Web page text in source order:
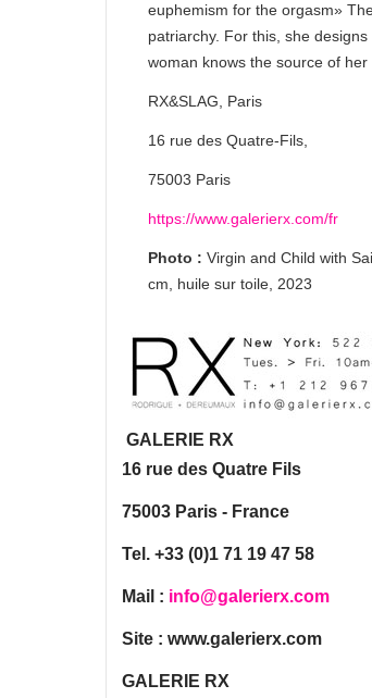
euphemism for the orgasm»
patriarchy. For this, she
woman knows the source of
RX&SLAG, Paris
16 rue des Quatre-Fils,
75003 Paris
https://www.galerierx.com/fr
Photo : Virgin and Child with
cm, huile sur toile, 2023
GALERIE RX
16 rue des Quatre Fils
75003 Paris - France
Tel. +33 (0)1 71 19 47 58
Mail : info@galerierx.com
Site : www.galerierx.com
GALERIE RX